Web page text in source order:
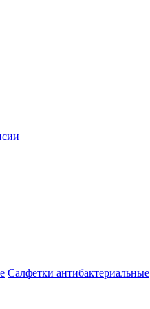
Салфетки антибактериальные